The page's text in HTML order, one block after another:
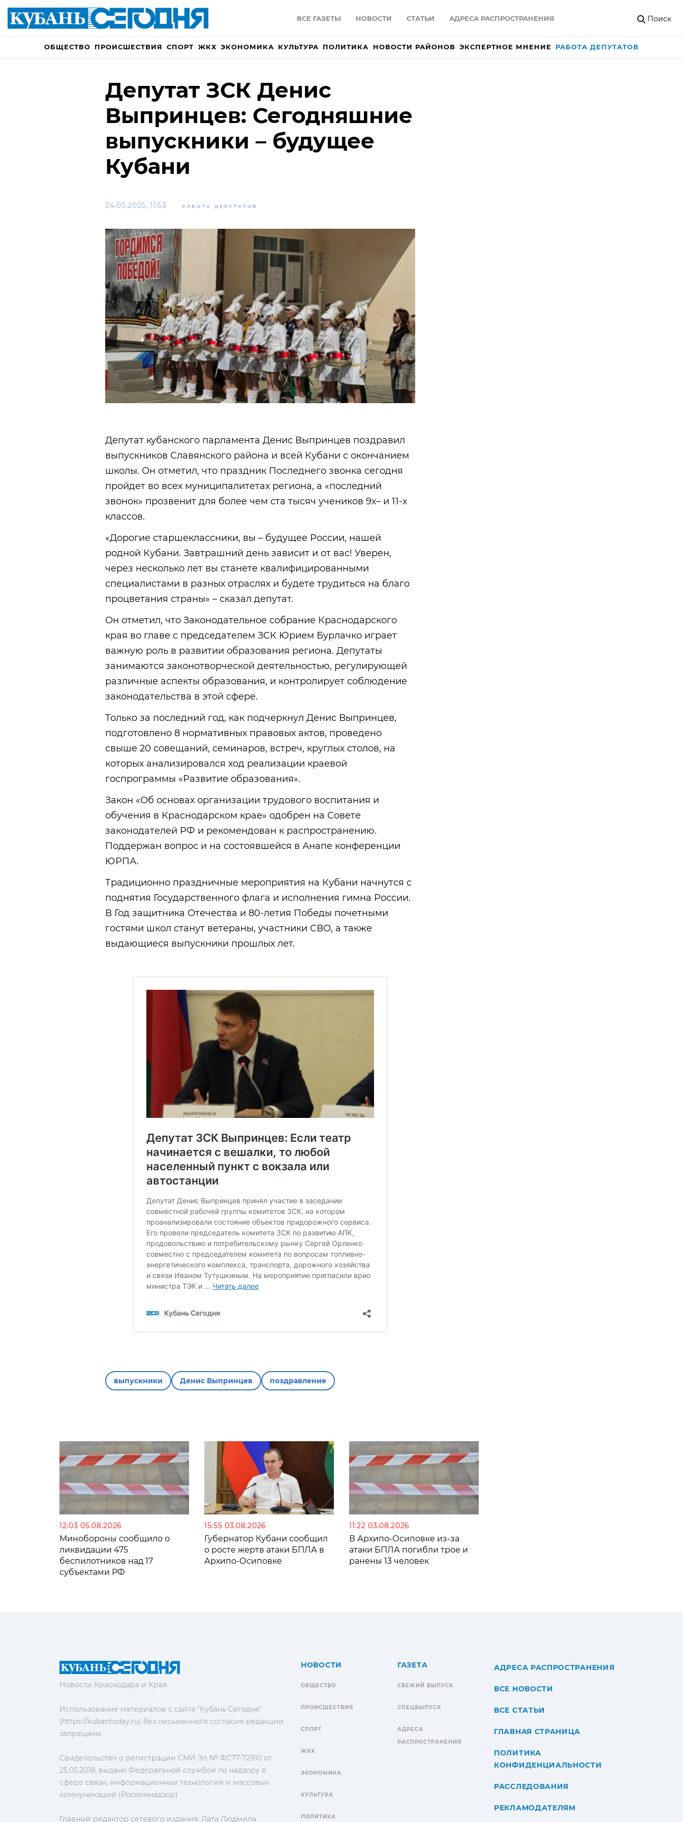
ВСЕ ГАЗЕТЫ НОВОСТИ СТАТЬИ АДРЕСА РАСПРОСТРАНЕНИЯ Поиск
ОБЩЕСТВО ПРОИСШЕСТВИЯ СПОРТ ЖКХ ЭКОНОМИКА КУЛЬТУРА ПОЛИТИКА НОВОСТИ РАЙОНОВ ЭКСПЕРТНОЕ МНЕНИЕ РАБОТА ДЕПУТАТОВ
Депутат ЗСК Денис
Выпринцев: Сегодняшние
выпускники – будущее
Кубани
24.05.2025, 11:53 РАБОТА ДЕПУТАТОВ
Депутат кубанского парламента Денис Выпринцев поздравил
выпускников Славянского района и всей Кубани с окончанием
школы. Он отметил, что праздник Последнего звонка сегодня
пройдет во всех муниципалитетах региона, а «последний
звонок» прозвенит для более чем ста тысяч учеников 9х– и 11-х
классов.
«Дорогие старшеклассники, вы – будущее России, нашей
родной Кубани. Завтрашний день зависит и от вас! Уверен,
через несколько лет вы станете квалифицированными
специалистами в разных отраслях и будете трудиться на благо
процветания страны» – сказал депутат.
Он отметил, что Законодательное собрание Краснодарского
края во главе с председателем ЗСК Юрием Бурлачко играет
важную роль в развитии образования региона. Депутаты
занимаются законотворческой деятельностью, регулирующей
различные аспекты образования, и контролирует соблюдение
законодательства в этой сфере.
Только за последний год, как подчеркнул Денис Выпринцев,
подготовлено 8 нормативных правовых актов, проведено
свыше 20 совещаний, семинаров, встреч, круглых столов, на
которых анализировался ход реализации краевой
госпрограммы «Развитие образования».
Закон «Об основах организации трудового воспитания и
обучения в Краснодарском крае» одобрен на Совете
законодателей РФ и рекомендован к распространению.
Поддержан вопрос и на состоявшейся в Анапе конференции
ЮРПА.
Традиционно праздничные мероприятия на Кубани начнутся с
поднятия Государственного флага и исполнения гимна России.
В Год защитника Отечества и 80-летия Победы почетными
гостями школ станут ветераны, участники СВО, а также
выдающиеся выпускники прошлых лет.
выпускники Денис Выпринцев поздравление
12:03 05.08.2026
Минобороны сообщило о
ликвидации 475
беспилотников над 17
субъектами РФ
15:55 03.08.2026
Губернатор Кубани сообщил
о росте жертв атаки БПЛА в
Архипо-Осиповке
11:22 03.08.2026
В Архипо-Осиповке из-за
атаки БПЛА погибли трое и
ранены 13 человек
Новости Краснодара и Края
Использование материалов с сайта "Кубань Сегодня"
(https://kubantoday.ru) без письменного согласия редакции
запрещено
Свидетельство о регистрации СМИ Эл № ФС77-72910 от
25.05.2018, выдано Федеральной службой по надзору в
сфере связи, информационных технологий и массовых
коммуникаций (Роскомнадзор)
Главный редактор сетевого издания: Лата Людмила
НОВОСТИ
ОБЩЕСТВО
ПРОИСШЕСТВИЯ
СПОРТ
ЖКХ
ЭКОНОМИКА
КУЛЬТУРА
ПОЛИТИКА
ГАЗЕТА
СВЕЖИЙ ВЫПУСК
СПЕЦВЫПУСК
АДРЕСА
РАСПРОСТРАНЕНИЯ
АДРЕСА РАСПРОСТРАНЕНИЯ
ВСЕ НОВОСТИ
ВСЕ СТАТЬИ
ГЛАВНАЯ СТРАНИЦА
ПОЛИТИКА
КОНФИДЕНЦИАЛЬНОСТИ
РАССЛЕДОВАНИЯ
РЕКЛАМОДАТЕЛЯМ